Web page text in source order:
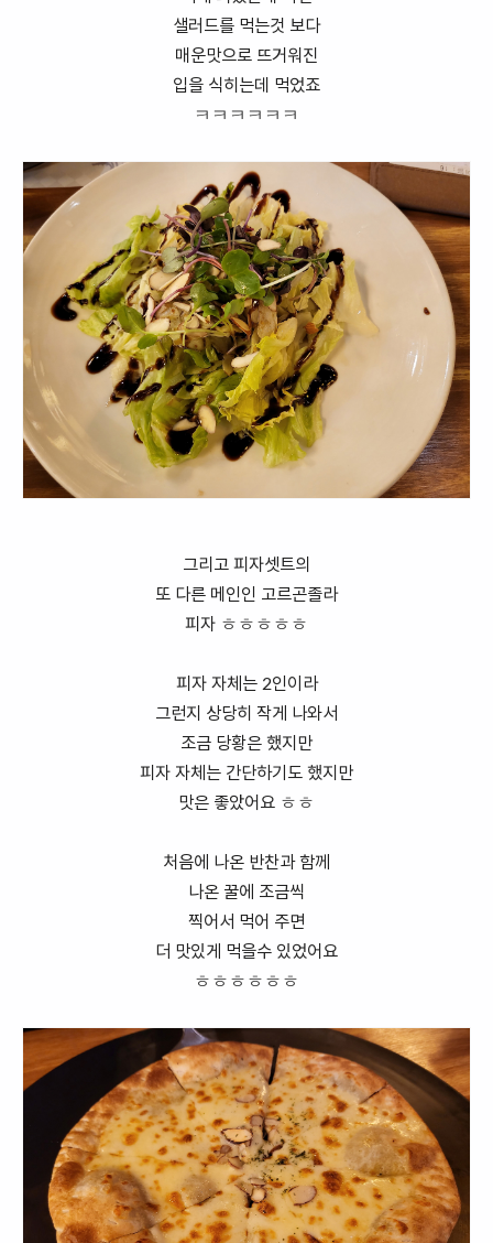
샐러드를 먹는것 보다
매운맛으로 뜨거워진
입을 식히는데 먹었죠
ㅋㅋㅋㅋㅋㅋ
그리고 피자셋트의
또 다른 메인인 고르곤졸라
피자 ㅎㅎㅎㅎㅎ
피자 자체는 2인이라
그런지 상당히 작게 나와서
조금 당황은 했지만
피자 자체는 간단하기도 했지만
맛은 좋았어요 ㅎㅎ
처음에 나온 반찬과 함께
나온 꿀에 조금씩
찍어서 먹어 주면
더 맛있게 먹을수 있었어요
ㅎㅎㅎㅎㅎㅎ